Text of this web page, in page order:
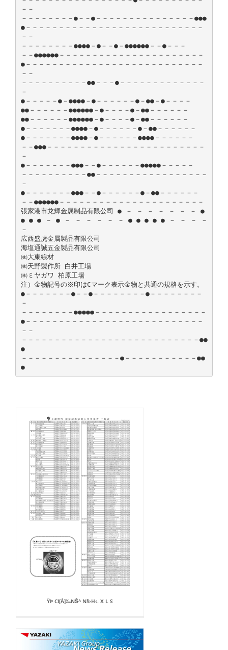
－－
－－－－－－－－●－－●－－－－－－－－－－－－－－－●●●
●－－－－－－－－－－－－－－－－－－－－－－－－－－－
－－
－－－－－－－－●●●●－●－－●－●●●●●●－－●－－－
－－●●●●●●－－－－－－－－－－－－－－－－－－－－－－
●－－－－－－－－－－－－－－－－－－－－－－－－－－－
－－
－－－－－－－－－－●●－－－●－－－－－－－－－－－－－
－
●－－－－－●－●●●●－●－－－－－－●－●●－●－－－－
●●－－－－－－●●●●●●－●－－－－●－●●－－－－－－
●●－－－－－－●●●●●●－●－－－－●－●●－－－－－－
●－－－－－－－●●●●－●－－－－－－●－●●－－－－－－
●－－－－－－－●●●●－●－－－－－－●●●●－－－－－－
－－●●●－－－－－－－－－－－－－－－－－－－－－－－－
－
●－－－－－－－●●●－－●－－－－－－●●●●●－－－－－
－－－－－－－－－－●●－－－－－－－－－－－－－－－－－
－
●－－－－－－－●●●－－●－－－－－－●－●●－－－－－－
－－●●●●●●－－－－－－－－－－－－－－－－－－－－－－
張家港市龙輝金属制品有限公司 ● － － － － － － － ●
● ● ● － ● － － － － － － ● ● ● ● ● － － － －
－
広西盛虎金属製品有限公司
海塩通誠五金製品有限公司
㈱大東線材
㈱天野製作所 白井工場
㈱ミヤガワ 柏原工場
注）金物記号の※印はCマーク表示金物と共通の規格を示す。
●－－－－－－－●－－●－－－－－－－－●－－－－－－－－
－
－－－－－－－－●●●●●－－－－－－－－－－－－－－－－－
●－－－－－－－－－－－－－－－－－－－－－－－－－－－
－－
－－－－－－－－－－－－－－－－－－－－－－－－－－－●●
●
－－－－－－－－－－－－－－－●－－－－－－－－－－－●●
●
ŸÞ CI[Å]‰NŠ^ N§›H‹. X L S